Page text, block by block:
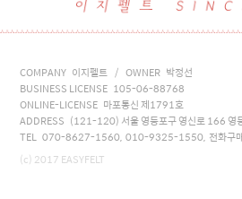
COMPANY 이지펠트 / OWNER 박정선
BUSINESS LICENSE 105-06-88768
ONLINE-LICENSE 마포통신 제1791호
ADDRESS (121-120) 서울 영등포구 영신로 166 영
TEL 070-8627-1560, 010-9325-1550, 전화구
(c) 2017 EASYFELT